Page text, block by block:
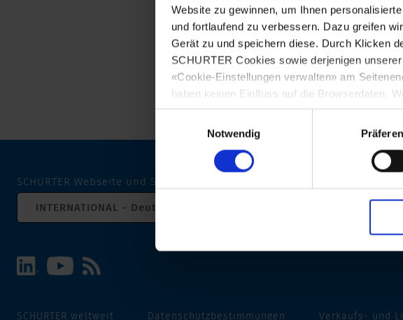
Website zu gewinnen, um Ihnen
und fortlaufend zu verbessern. Dazu greifen
Gerät zu und speichern diese. Durch Klicken
SCHURTER Cookies sowie derjenigen
«Cookie-Einstellungen verwalten» am
haben keinen Einfluss auf die Browserdaten.
Notwendig
SCHURTER Webseite und Sprache wählen
INTERNATIONAL - Deutsch
SCHURTER weltweit Datenschutzbestimmungen Verkaufs- und